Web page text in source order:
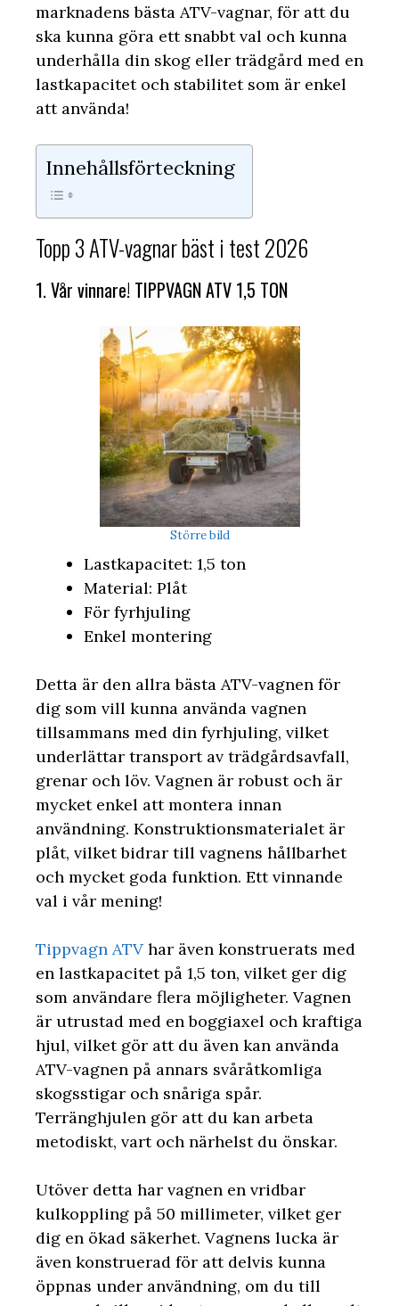
marknadens bästa ATV-vagnar, för att du
ska kunna göra ett snabbt val och kunna
underhålla din skog eller trädgård med en
lastkapacitet och stabilitet som är enkel
att använda!
Innehållsförteckning
Topp 3 ATV-vagnar bäst i test 2026
1. Vår vinnare! TIPPVAGN ATV 1,5 TON
Större bild
Lastkapacitet: 1,5 ton
Material: Plåt
För fyrhjuling
Enkel montering
Detta är den allra bästa ATV-vagnen för
dig som vill kunna använda vagnen
tillsammans med din fyrhjuling, vilket
underlättar transport av trädgårdsavfall,
grenar och löv. Vagnen är robust och är
mycket enkel att montera innan
användning. Konstruktionsmaterialet är
plåt, vilket bidrar till vagnens hållbarhet
och mycket goda funktion. Ett vinnande
val i vår mening!
Tippvagn ATV har även konstruerats med
en lastkapacitet på 1,5 ton, vilket ger dig
som användare flera möjligheter. Vagnen
är utrustad med en boggiaxel och kraftiga
hjul, vilket gör att du även kan använda
ATV-vagnen på annars svåråtkomliga
skogsstigar och snåriga spår.
Terränghjulen gör att du kan arbeta
metodiskt, vart och närhelst du önskar.
Utöver detta har vagnen en vridbar
kulkoppling på 50 millimeter, vilket ger
dig en ökad säkerhet. Vagnens lucka är
även konstruerad för att delvis kunna
öppnas under användning, om du till